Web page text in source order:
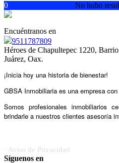
No hubo
0
Encuéntranos en
9511787809
Héroes de Chapultepec 1220,
Juárez, Oax.
¡Inicia hoy una historia de bienestar!
GBSA Inmobiliaria es una empresa
Somos profesionales inmobiliarios
brindarle a nuestros clientes asesoría
· Aviso de Privacidad
Síguenos en